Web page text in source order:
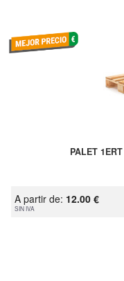
PALET
A partir de: 12.00 €
SIN IVA